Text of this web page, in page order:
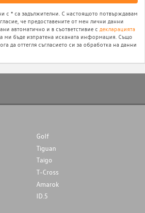
с * са задължителни. С настоящото потвърждавам
че предоставените от мен лични данни
автоматично и в съответстивие с декларацията
ми бъде изпратена исканата информация. Също
да оттегля съгласието си за обработка на данни
Golf
Tiguan
Taigo
T-Cross
Amarok
ID.5